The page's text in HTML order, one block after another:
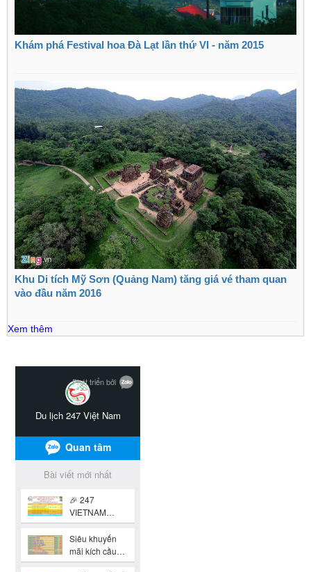
Khám phá Festival hoa Đà Lạt lần thứ VI - năm 2015
Khu Di tích Mỹ Sơn (Quảng Nam) tăng giá vé tham quan
vào đầu năm 2016
Xem thêm